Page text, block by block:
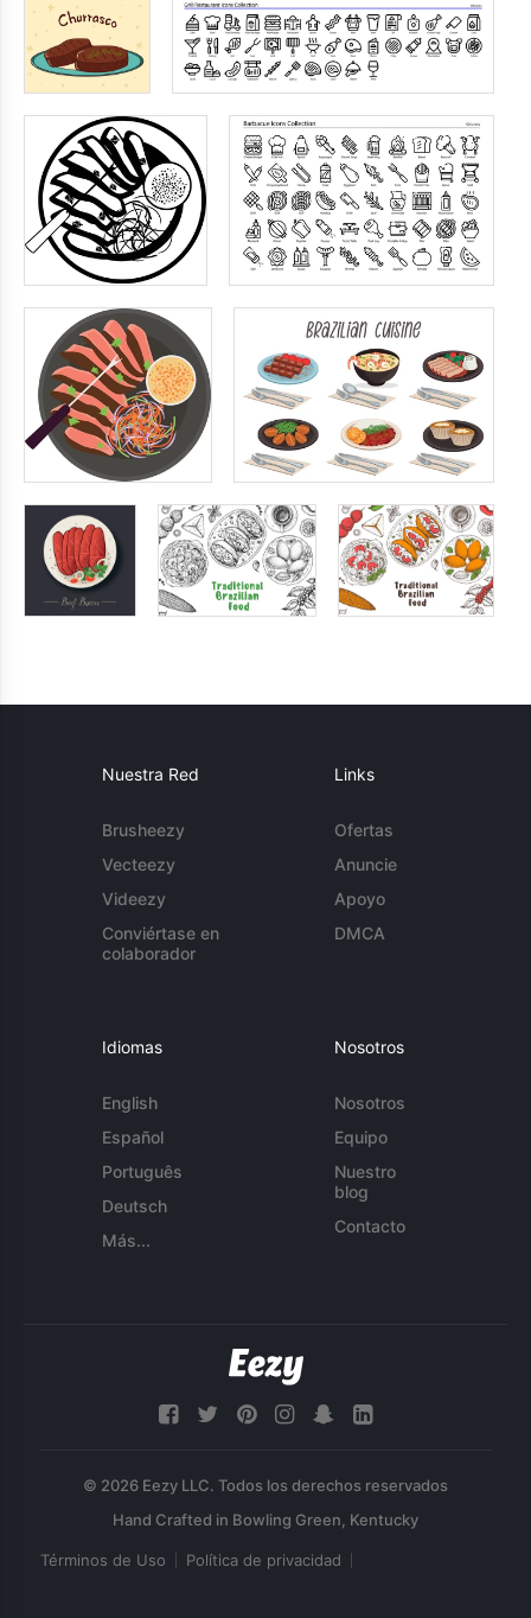
Nuestra Red
Brusheezy
Vecteezy
Videezy
Conviértase en
colaborador
Links
Ofertas
Anuncie
Apoyo
DMCA
Idiomas
English
Español
Português
Deutsch
Más...
Nosotros
Nosotros
Equipo
Nuestro
blog
Contacto
© 2026 Eezy LLC. Todos los derechos reservados
Términos de Uso Política de privacidad